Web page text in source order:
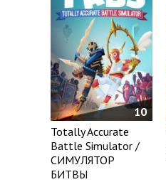
10
Totally Accurate
Battle Simulator /
СИМУЛЯТОР
БИТВЫ